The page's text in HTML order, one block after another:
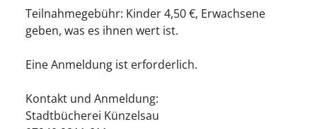
Teilnahmegebühr: Kinder 4,50 €, Erwachsene
geben, was es ihnen wert ist.
Eine Anmeldung ist erforderlich.
Kontakt und Anmeldung:
Stadtbücherei Künzelsau